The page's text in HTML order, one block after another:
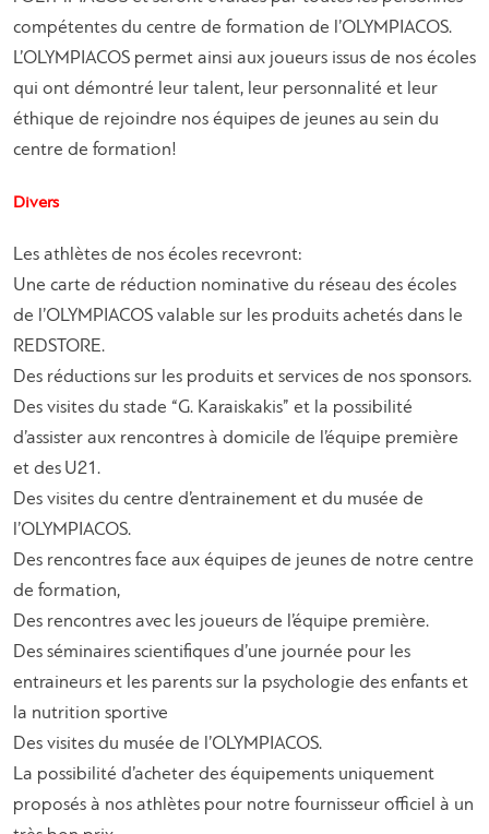
compétentes du centre de formation de l’OLYMPIACOS.
L’OLYMPIACOS permet ainsi aux joueurs issus de nos écoles
qui ont démontré leur talent, leur personnalité et leur
éthique de rejoindre nos équipes de jeunes au sein du
centre de formation!
Divers
Les athlètes de nos écoles recevront:
Une carte de réduction nominative du réseau des écoles
de l’OLYMPIACOS valable sur les produits achetés dans le
REDSTORE.
Des réductions sur les produits et services de nos sponsors.
Des visites du stade “G. Karaiskakis” et la possibilité
d’assister aux rencontres à domicile de l’équipe première
et des U21.
Des visites du centre d’entrainement et du musée de
l’OLYMPIACOS.
Des rencontres face aux équipes de jeunes de notre centre
de formation,
Des rencontres avec les joueurs de l’équipe première.
Des séminaires scientifiques d’une journée pour les
entraineurs et les parents sur la psychologie des enfants et
la nutrition sportive
Des visites du musée de l’OLYMPIACOS.
La possibilité d’acheter des équipements uniquement
proposés à nos athlètes pour notre fournisseur officiel à un